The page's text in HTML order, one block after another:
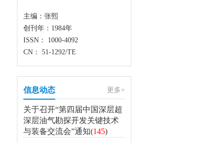
主编：张熙
创刊年：1984年
ISSN： 1000-4092
CN： 51-1292/TE
信息动态 更多+
关于召开“第四届中国深层超
深层油气勘探开发关键技术
与装备交流会”通知(145)